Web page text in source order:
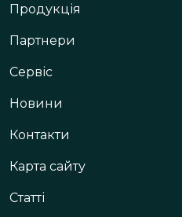
Продукція
Партнери
Сервіс
Новини
Контакти
Карта сайту
Статті